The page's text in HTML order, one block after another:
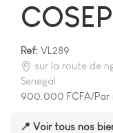
Ref: VL289
sur la route de
Senegal
900.000 FCFA/Par
📍 Voir tous nos